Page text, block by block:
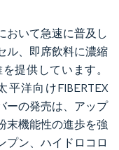
おいて急速に普及し
ル、即席飲料に濃縮
提供しています。
平洋向けFIBERTEX
ーの発売は、アップ
末機能性の進歩を強
プン、ハイドロコロ